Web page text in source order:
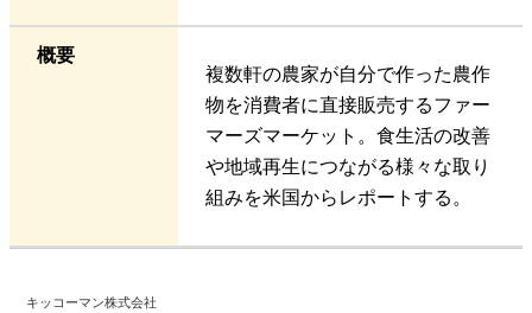
概要
複数軒の農家が自分で作った農作
物を消費者に直接販売するファー
マーズマーケット。食生活の改善
や地域再生につながる様々な取り
組みを米国からレポートする。
キッコーマン株式会社